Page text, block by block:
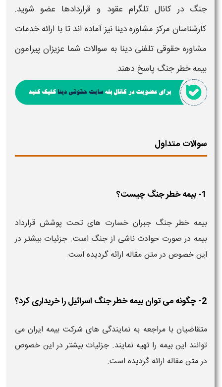
جنگ در کانال تلگرام عقود و قراردادها عضو شوید.
کارشناسان مرکز مشاوره دینا نیز آماده اند تا با ارائه خدمات
مشاوره حقوقی تلفنی دینا به سوالات شما عزیزان پیرامون
بیمه خطر جنگ پاسخ دهند.
سوالات متداول
1- بیمه خطر جنگ چیست؟
بیمه خطر جنگ جبران خسارت های تحت پوشش قرارداد
بیمه در صورت حوادث ناشی از جنگ است. جزئیات بیشتر در
این خصوص در متن مقاله ارائه گردیده است.
2- چگونه می‌ توان بیمه خطر جنگ اسرائیل را خریداری کرد؟
متقاضیان با مراجعه به نمایندگی های شرکت‌ بیمه ایران می
توانند این بیمه را تهیه نمایند. جزئیات بیشتر در این خصوص
در متن مقاله ارائه گردیده است.